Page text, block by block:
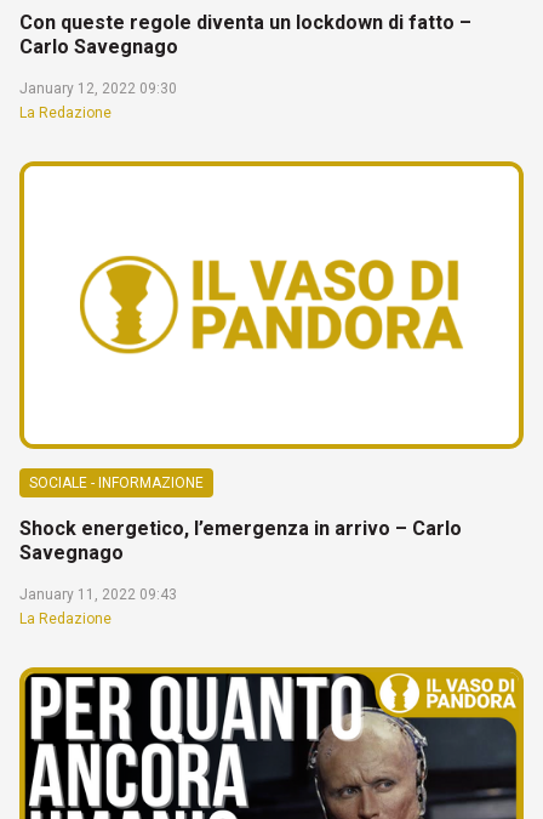
Con queste regole diventa un lockdown di fatto –
Carlo Savegnago
January 12, 2022 09:30
La Redazione
SOCIALE - INFORMAZIONE
Shock energetico, l’emergenza in arrivo – Carlo
Savegnago
January 11, 2022 09:43
La Redazione